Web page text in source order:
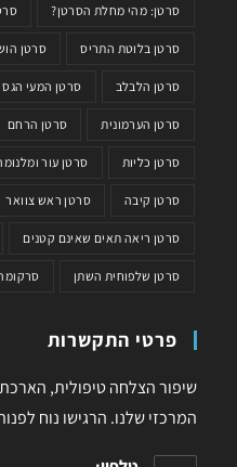
סרטן: מהי מחלת הסרטן?
סרטן בלוטת התריס סרטן
סרטן הלבלב סרטן המעי הגס
סרטן הערמונית סרטן הרחם
סרטן כליות סרטן עור
סרטן קיבה סרטן ראש צוואר
סרטן ריאה תאים שאינם קטנים
סרטן שלפוחית השתן
פרטי התקשרות
שיפור הצלחה טיפולית,
המרכזי שלנו. הרגישו נוח